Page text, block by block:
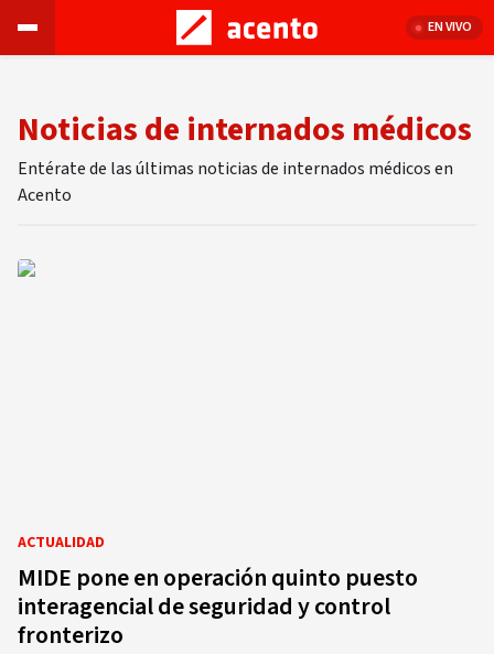
EN VIVO
Noticias de internados médicos
Entérate de las últimas noticias de internados médicos en
Acento
ACTUALIDAD
MIDE pone en operación quinto puesto
interagencial de seguridad y control
fronterizo